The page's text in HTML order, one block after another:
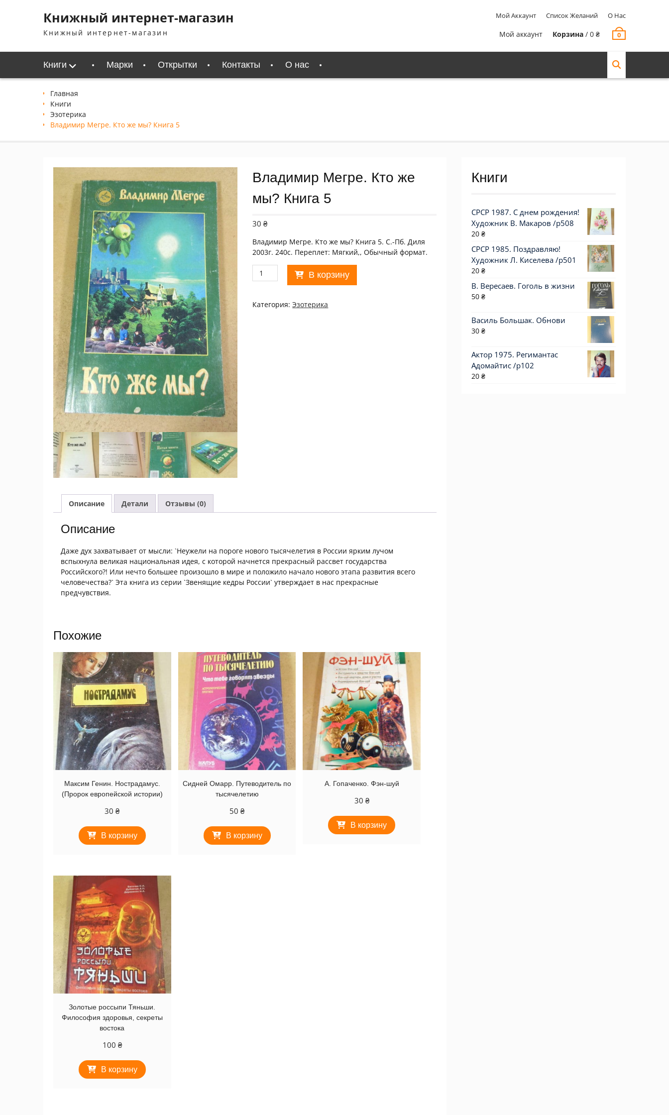
содержимомуКнижный интернет-магазин
Книжный интернет-магазин
Мой Аккаунт Список Желаний О Нас
Мой аккаунт Корзина / 0 ₴ 0
Книги Марки Открытки Контакты О нас
Главная
Книги
Эзотерика
Владимир Мегре. Кто же мы? Книга 5
Владимир Мегре. Кто же
мы? Книга 5
30₴
Владимир Мегре. Кто же мы? Книга 5. С.-Пб. Диля
2003г. 240с. Переплет: Мягкий,, Обычный формат.
Количество
товара
Мегре.
В корзину
Категория:Эзотерика
Описание Детали Отзывы (0)
Описание
Даже дух захватывает от мысли: `Неужели на пороге нового тысячелетия в России ярким лучом
вспыхнула великая национальная идея, с которой начнется прекрасный рассвет государства
Российского?! Или нечто большее произошло в мире и положило начало нового этапа развития всего
человечества?` Эта книга из серии `Звенящие кедры России` утверждает в нас прекрасные
предчувствия.
Похожие
Максим Генин. Нострадамус.
(Пророк европейской истории)
30₴
В корзину
Сидней Омарр. Путеводитель по
тысячелетию
50 ₴
В корзину
А. Гопаченко. Фэн-шуй
30 ₴
В корзину
Золотые россыпи Тяньши.
Философия здоровья, секреты
востока
100 ₴
В корзину
Книги
СРСР 1987. С днем рождения!
Художник В. Макаров /р508
20 ₴
СРСР 1985. Поздравляю!
Художник Л. Киселева /р501
20 ₴
В. Вересаев. Гоголь в жизни
50 ₴
Василь Большак. Обнови
30 ₴
Актор 1975. Регимантас
Адомайтис /p102
20 ₴